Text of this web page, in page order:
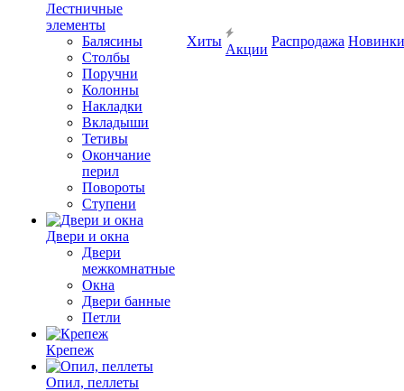
Лестничные
элементы
Балясины
Столбы
Поручни
Колонны
Накладки
Вкладыши
Тетивы
Окончание
перил
Повороты
Ступени
Двери и окна
Двери
межкомнатные
Окна
Двери банные
Петли
Крепеж
Опил, пеллеты
Хиты
Акции
Распродажа Новинки